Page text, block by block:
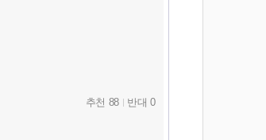
추천 88 반대 0